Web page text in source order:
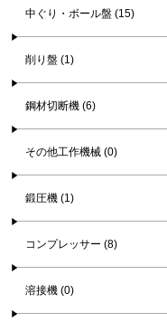
中ぐり・ボール盤 (15)
削り盤 (1)
鋼材切断機 (6)
その他工作機械 (0)
鍛圧機 (1)
コンプレッサー (8)
溶接機 (0)